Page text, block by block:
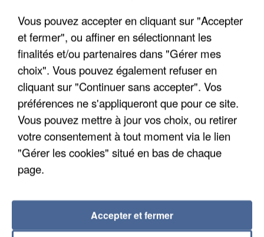
APRÈS TOUTES CES CANICULES, LES REFUGES
DE FAUNE SAUVAGE SONT...
Vous pouvez accepter en cliquant sur "Accepter
et fermer", ou affiner en sélectionnant les
finalités et/ou partenaires dans "Gérer mes
choix". Vous pouvez également refuser en
cliquant sur "Continuer sans accepter". Vos
préférences ne s'appliqueront que pour ce site.
Vous pouvez mettre à jour vos choix, ou retirer
votre consentement à tout moment via le lien
"Gérer les cookies" situé en bas de chaque
page.
Accepter et fermer